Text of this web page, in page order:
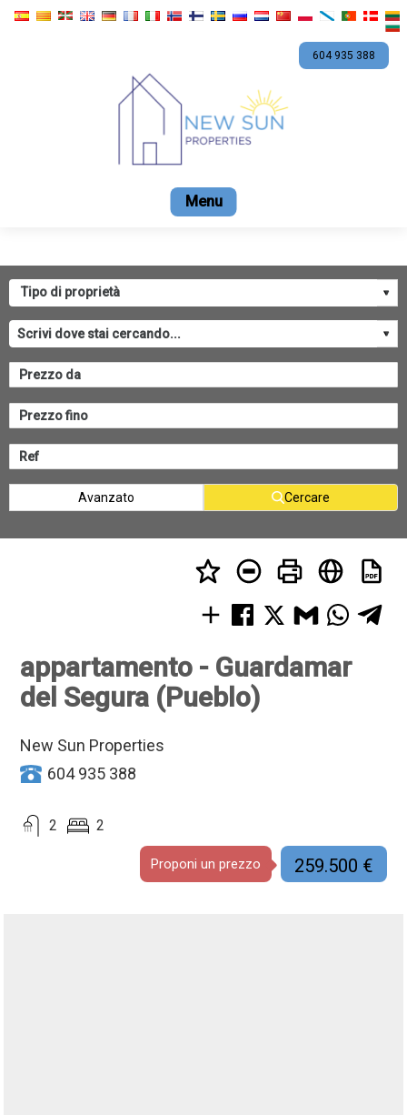
604 935 388
Affitto
Avanzato Cercare
appartamento - Guardamar
del Segura (Pueblo)
New Sun Properties
604 935 388
2 2
Proponi un prezzo 259.500 €